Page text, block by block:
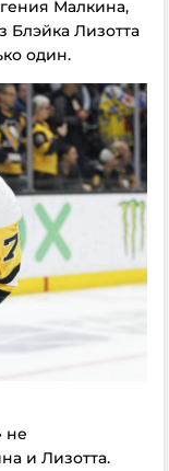
Малкина,
Блэйка Лизотта
один.
не
и Лизотта.